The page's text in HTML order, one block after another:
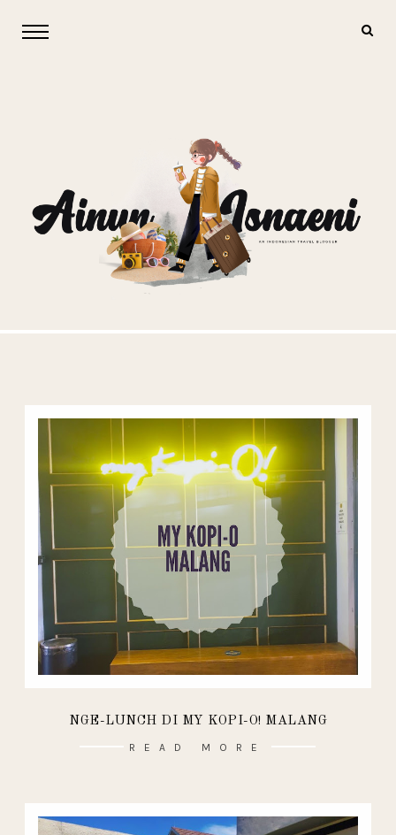
NGE-LUNCH DI MY KOPI-O! MALANG
READ MORE